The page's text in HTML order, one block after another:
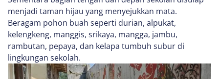
menjadi taman hijau yang menyejukkan mata.
Beragam pohon buah seperti durian, alpukat,
kelengkeng, manggis, srikaya, mangga, jambu,
rambutan, pepaya, dan kelapa tumbuh subur di
lingkungan sekolah.